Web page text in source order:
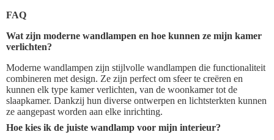
FAQ
Wat zijn moderne wandlampen en hoe kunnen ze mijn kamer
verlichten?
Moderne wandlampen zijn stijlvolle wandlampen die functionaliteit
combineren met design. Ze zijn perfect om sfeer te creëren en
kunnen elk type kamer verlichten, van de woonkamer tot de
slaapkamer. Dankzij hun diverse ontwerpen en lichtsterkten kunnen
ze aangepast worden aan elke inrichting.
Hoe kies ik de juiste wandlamp voor mijn interieur?